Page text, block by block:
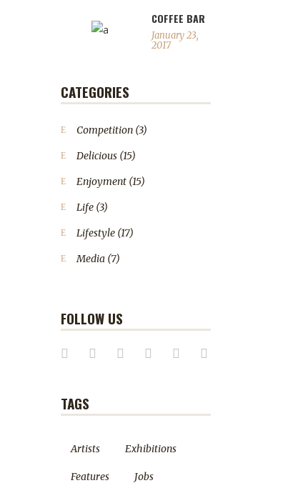
COFFEE BAR
January 23,
2017
CATEGORIES
Competition (3)
Delicious (15)
Enjoyment (15)
Life (3)
Lifestyle (17)
Media (7)
FOLLOW US
TAGS
Artists Exhibitions
Features Jobs